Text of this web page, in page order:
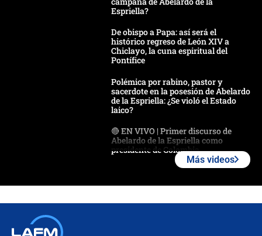
Espriella?
De obispo a Papa: así será el
histórico regreso de León XIV a
Chiclayo, la cuna espiritual del
Pontífice
Polémica por rabino, pastor y
sacerdote en la posesión de Abelardo
de la Espriella: ¿Se violó el Estado
laico?
🔴 EN VIVO | Primer discurso de
Abelardo de la Espriella como
presidente de Colombia
Más videos